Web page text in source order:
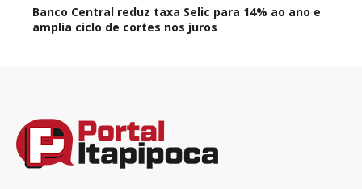
Banco Central reduz taxa Selic para 14% ao ano e
amplia ciclo de cortes nos juros